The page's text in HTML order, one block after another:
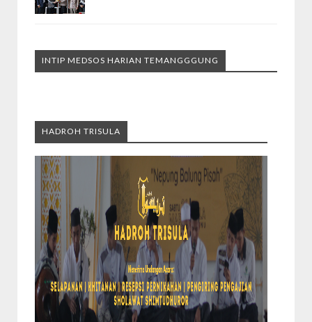
INTIP MEDSOS HARIAN TEMANGGGUNG
HADROH TRISULA